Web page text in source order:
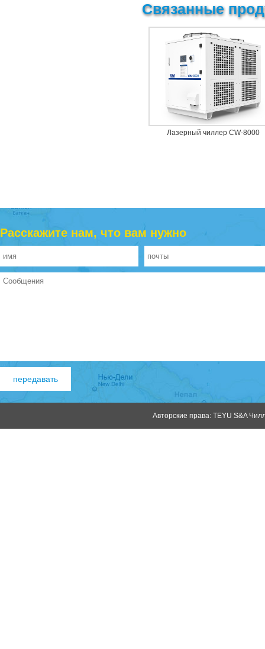
Связанные
Лазерный чиллер CW-8000
Расскажите нам, что вам нужно
Авторские права: TEYU S&A